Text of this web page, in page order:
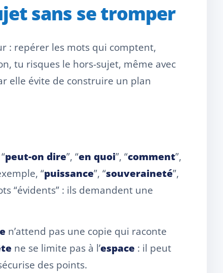
sans se tromper
: repérer les mots qui comptent,
tu risques le hors-sujet, même avec
elle évite de construire un plan
peut-on dire”, “en quoi”, “comment”,
“puissance”, “souveraineté”,
“évidents” : ils demandent une
n’attend pas une copie qui raconte
ne se limite pas à l’espace : il peut
des points.